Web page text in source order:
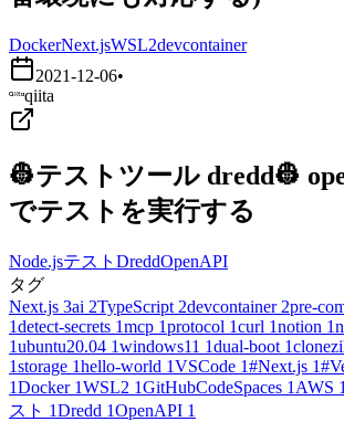
DockerNext.jsWSL2devcontainer
2021-12-06•
qiita
👷テストツール dredd👷
でテストを実行する
Node.jsテスト DreddOpenAPI
タグ
Next.js 3ai 2TypeScript 2devcontainer 2pre-
1detect-secrets 1mcp 1protocol 1curl 1notion 1
1ubuntu20.04 1windows11 1dual-boot 1
1storage 1hello-world 1VSCode 1#Next.js 1
1Docker 1WSL2 1GitHubCodeSpaces 1 AWS 1
スト 1Dredd 1OpenAPI 1